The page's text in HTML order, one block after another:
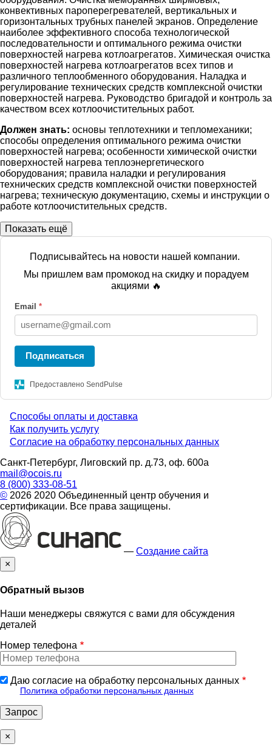
конвективных пароперегревателей, вертикальных и
горизонтальных трубных панелей экранов. Определение
наиболее эффективного способа технологической
последовательности и оптимального режима очистки
поверхностей нагрева котлоагрегатов. Химическая очистка
поверхностей нагрева котлоагрегатов всех типов и
различного теплообменного оборудования. Наладка и
регулирование технических средств комплексной очистки
поверхностей нагрева. Руководство бригадой и контроль за
качеством всех котлоочистительных работ.
Должен знать: основы теплотехники и тепломеханики;
способы определения оптимального режима очистки
поверхностей нагрева; особенности химической очистки
поверхностей нагрева теплоэнергетического
оборудования; правила наладки и регулирования
технических средств комплексной очистки поверхностей
нагрева; техническую документацию, схемы и инструкции о
работе котлоочистительных средств.
Показать ещё
Подписывайтесь на новости нашей компании.
Мы пришлем вам промокод на скидку и порадуем
акциями 🔥
Email *
Подписаться
Предоставлено SendPulse
Menu
footer
Способы оплаты и доставка
Как получить услугу
Согласие на обработку персональных данных
Санкт-Петербург, Лиговский пр. д.73, оф. 600а
mail@ocois.ru
8 (800) 333-08-51
© 2026 2020 Объединенный центр обучения и
сертификации. Все права защищены.
— Создание сайта
×
Обратный вызов
Наши менеджеры свяжутся с вами для обсуждения
деталей
Номер телефона
Даю согласие на обработку персональных данных
Политика обработки персональных данных
×